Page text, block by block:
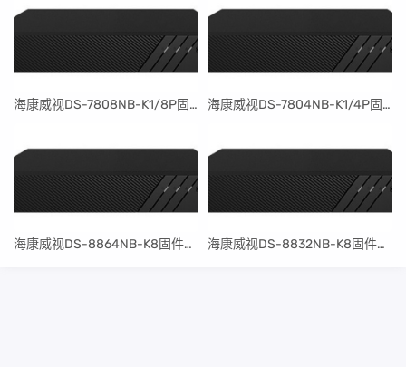
​海康威视DS-7808NB-K1/8P固件升级包V4.30.097build240401 ​海康威视DS-7804NB-K1/4P固件升级包V4.30.097build240401
​海康威视DS-8864NB-K8固件升级包V4.30.097build240401 ​海康威视DS-8832NB-K8固件升级包V4.30.097build240401